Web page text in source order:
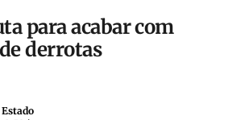
para acabar com
derrotas